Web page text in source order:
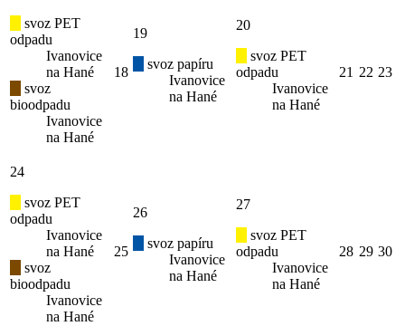
svoz PET
odpadu
Ivanovice
na Hané
svoz
bioodpadu
Ivanovice
na Hané
18
19
svoz papíru
Ivanovice
na Hané
20
svoz PET
odpadu
Ivanovice
na Hané
21 22 23
24
svoz PET
odpadu
Ivanovice
na Hané
svoz
bioodpadu
Ivanovice
na Hané
25
26
svoz papíru
Ivanovice
na Hané
27
svoz PET
odpadu
Ivanovice
na Hané
28 29 30